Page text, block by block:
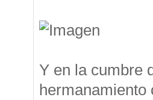
Y en la cumbre
hermanamiento